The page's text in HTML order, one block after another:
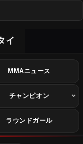
イ
MMAニュース
チャンピオン
ラウンドガール